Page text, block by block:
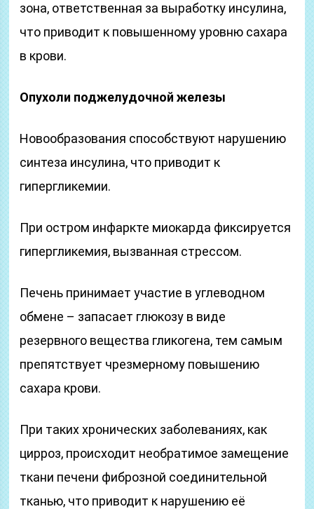
зона, ответственная за выработку инсулина,
что приводит к повышенному уровню сахара
в крови.
Опухоли поджелудочной железы
Новообразования способствуют нарушению
синтеза инсулина, что приводит к
гипергликемии.
При остром инфаркте миокарда фиксируется
гипергликемия, вызванная стрессом.
Печень принимает участие в углеводном
обмене – запасает глюкозу в виде
резервного вещества гликогена, тем самым
препятствует чрезмерному повышению
сахара крови.
При таких хронических заболеваниях, как
цирроз, происходит необратимое замещение
ткани печени фиброзной соединительной
тканью, что приводит к нарушению её